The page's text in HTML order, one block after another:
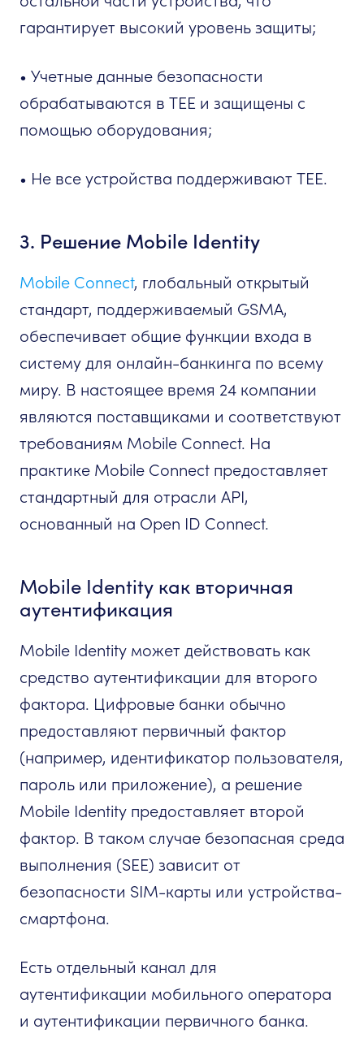
гарантирует высокий уровень защиты;
• Учетные данные безопасности
обрабатываются в TEE и защищены с
помощью оборудования;
• Не все устройства поддерживают TEE.
3. Решение Mobile Identity
Mobile Connect, глобальный открытый
стандарт, поддерживаемый GSMA,
обеспечивает общие функции входа в
систему для онлайн-банкинга по всему
миру. В настоящее время 24 компании
являются поставщиками и соответствуют
требованиям Mobile Connect. На
практике Mobile Connect предоставляет
стандартный для отрасли API,
основанный на Open ID Connect.
Mobile Identity как вторичная
аутентификация
Mobile Identity может действовать как
средство аутентификации для второго
фактора. Цифровые банки обычно
предоставляют первичный фактор
(например, идентификатор пользователя,
пароль или приложение), а решение
Mobile Identity предоставляет второй
фактор. В таком случае безопасная среда
выполнения (SEE) зависит от
безопасности SIM-карты или устройства-
смартфона.
Есть отдельный канал для
аутентификации мобильного оператора
и аутентификации первичного банка.